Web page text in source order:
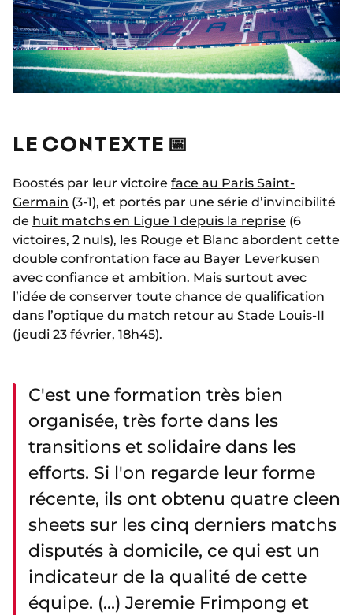
LE CONTEXTE 📅
Boostés par leur victoire face au Paris Saint-
Germain (3-1), et portés par une série d’invincibilité
de huit matchs en Ligue 1 depuis la reprise (6
victoires, 2 nuls), les Rouge et Blanc abordent cette
double confrontation face au Bayer Leverkusen
avec confiance et ambition. Mais surtout avec
l’idée de conserver toute chance de qualification
dans l’optique du match retour au Stade Louis-II
(jeudi 23 février, 18h45).
C'est une formation très bien
organisée, très forte dans les
transitions et solidaire dans les
efforts. Si l'on regarde leur forme
récente, ils ont obtenu quatre cleen
sheets sur les cinq derniers matchs
disputés à domicile, ce qui est un
indicateur de la qualité de cette
équipe. (...) Jeremie Frimpong et